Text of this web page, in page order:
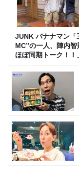
JUNK バナナマン「三大“小
MC”の一人、陣内智
ほぼ同期トーク！！